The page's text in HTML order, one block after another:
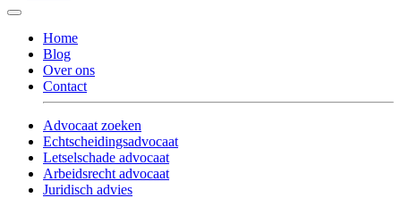
Home
Blog
Over ons
Contact
Advocaat zoeken
Echtscheidingsadvocaat
Letselschade advocaat
Arbeidsrecht advocaat
Juridisch advies